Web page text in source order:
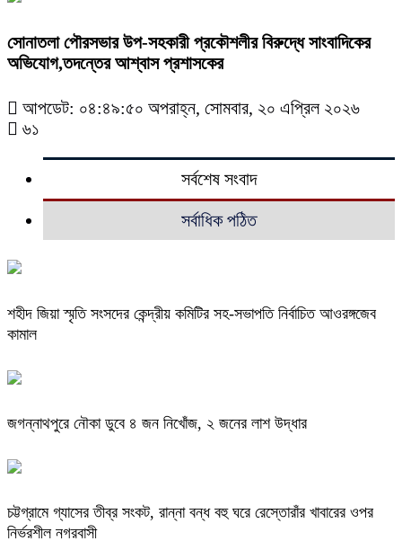
সোনাতলা পৌরসভার উপ-সহকারী প্রকৌশলীর বিরুদ্ধে সাংবাদিকের
অভিযোগ,তদন্তের আশ্বাস প্রশাসকের
আপডেট: ০৪:৪৯:৫০ অপরাহ্ন, সোমবার, ২০ এপ্রিল ২০২৬
৬১
সর্বশেষ সংবাদ
সর্বাধিক পঠিত
শহীদ জিয়া স্মৃতি সংসদের কেন্দ্রীয় কমিটির সহ-সভাপতি নির্বাচিত আওরঙ্গজেব
কামাল
জগন্নাথপুরে নৌকা ডুবে ৪ জন নিখোঁজ, ২ জনের লাশ উদ্ধার
চট্টগ্রামে গ্যাসের তীব্র সংকট, রান্না বন্ধ বহু ঘরে রেস্তোরাঁর খাবারের ওপর
নির্ভরশীল নগরবাসী